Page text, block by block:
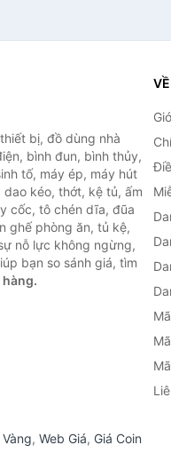
bị, đồ dùng nhà
bình đun, bình thủy,
tố, máy ép, máy hút
kéo, thớt, kệ tủ, ấm
cốc, tô chén dĩa, đũa
ghế phòng ăn, tủ kệ,
nỗ lực không ngừng,
bạn so sánh giá, tìm
Vàng, Web Giá, Giá Coin